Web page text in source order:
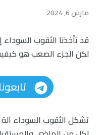
مارس 6, 2024
قد تأخذنا الثقوب
لكن الجزء الصعب هو
تشكل الثقوب السوداء آلة